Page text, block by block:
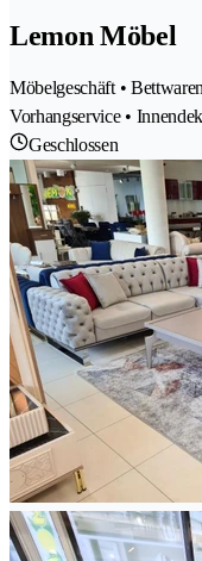
Lemon Möbel
Möbelgeschäft •
Vorhangservice •
Geschlossen